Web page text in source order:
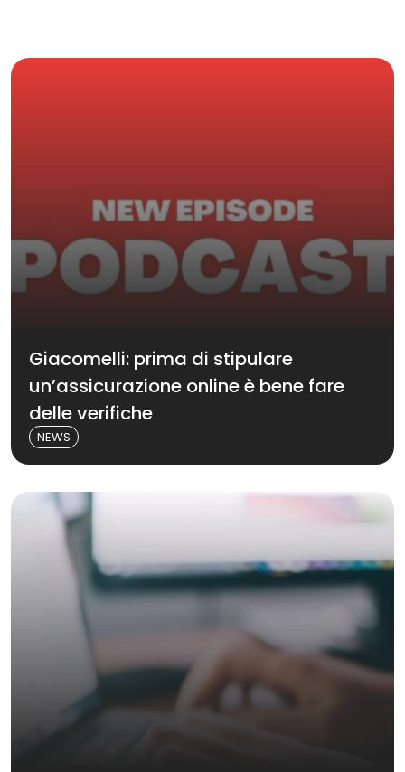
Giacomelli: prima di stipulare
un’assicurazione online è bene fare
delle verifiche
NEWS